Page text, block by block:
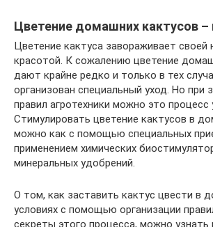
Цветение домашних кактусов –
Цветение кактуса завораживает
красотой. К сожалению цветение
дают крайне редко и только в тех
организован специальный уход. Но при
правил агротехники можно это процесс
Стимулировать цветение кактусов в
можно как с помощью специальных
применением химических
минеральных удобрений.
О том, как заставить кактус цвести в
условиях с помощью организации
секреты этого процесса, можно узнать